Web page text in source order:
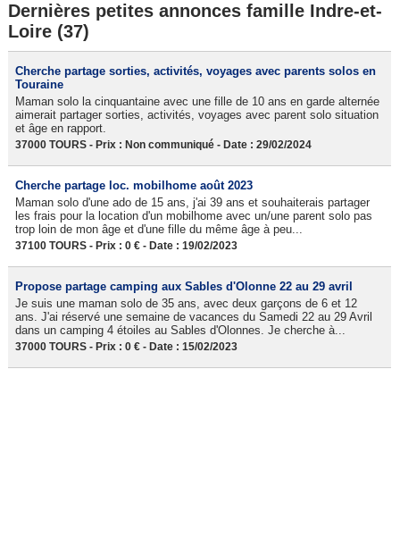
Dernières petites annonces famille Indre-et-
Loire (37)
Cherche partage sorties, activités, voyages avec parents solos en
Touraine
Maman solo la cinquantaine avec une fille de 10 ans en garde alternée
aimerait partager sorties, activités, voyages avec parent solo situation
et âge en rapport.
37000 TOURS - Prix : Non communiqué - Date : 29/02/2024
Cherche partage loc. mobilhome août 2023
Maman solo d'une ado de 15 ans, j'ai 39 ans et souhaiterais partager
les frais pour la location d'un mobilhome avec un/une parent solo pas
trop loin de mon âge et d'une fille du même âge à peu...
37100 TOURS - Prix : 0 € - Date : 19/02/2023
Propose partage camping aux Sables d'Olonne 22 au 29 avril
Je suis une maman solo de 35 ans, avec deux garçons de 6 et 12
ans. J'ai réservé une semaine de vacances du Samedi 22 au 29 Avril
dans un camping 4 étoiles au Sables d'Olonnes. Je cherche à...
37000 TOURS - Prix : 0 € - Date : 15/02/2023